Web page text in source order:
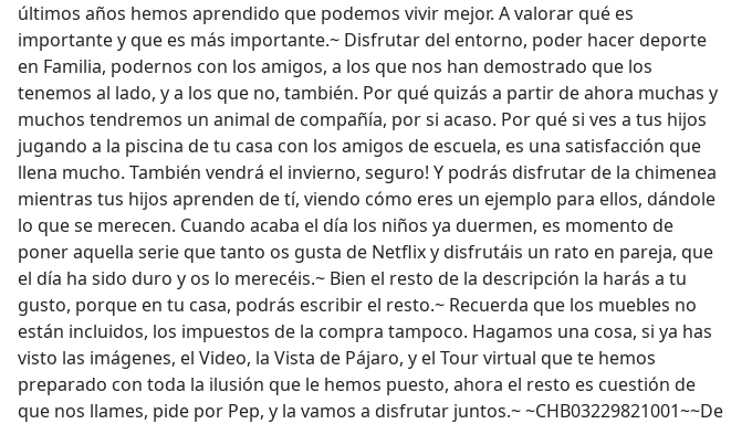
últimos años hemos aprendido que podemos vivir mejor. A valorar qué es
importante y que es más importante.~ Disfrutar del entorno, poder hacer deporte
en Familia, podernos con los amigos, a los que nos han demostrado que los
tenemos al lado, y a los que no, también. Por qué quizás a partir de ahora muchas y
muchos tendremos un animal de compañía, por si acaso. Por qué si ves a tus hijos
jugando a la piscina de tu casa con los amigos de escuela, es una satisfacción que
llena mucho. También vendrá el invierno, seguro! Y podrás disfrutar de la chimenea
mientras tus hijos aprenden de tí, viendo cómo eres un ejemplo para ellos, dándole
lo que se merecen. Cuando acaba el día los niños ya duermen, es momento de
poner aquella serie que tanto os gusta de Netflix y disfrutáis un rato en pareja, que
el día ha sido duro y os lo merecéis.~ Bien el resto de la descripción la harás a tu
gusto, porque en tu casa, podrás escribir el resto.~ Recuerda que los muebles no
están incluidos, los impuestos de la compra tampoco. Hagamos una cosa, si ya has
visto las imágenes, el Video, la Vista de Pájaro, y el Tour virtual que te hemos
preparado con toda la ilusión que le hemos puesto, ahora el resto es cuestión de
que nos llames, pide por Pep, y la vamos a disfrutar juntos.~ ~CHB03229821001~~De